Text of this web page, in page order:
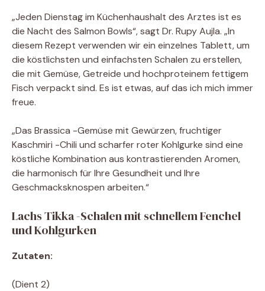
„Jeden Dienstag im Küchenhaushalt des Arztes ist es
die Nacht des Salmon Bowls“, sagt Dr. Rupy Aujla. „In
diesem Rezept verwenden wir ein einzelnes Tablett, um
die köstlichsten und einfachsten Schalen zu erstellen,
die mit Gemüse, Getreide und hochproteinem fettigem
Fisch verpackt sind. Es ist etwas, auf das ich mich immer
freue.
„Das Brassica -Gemüse mit Gewürzen, fruchtiger
Kaschmiri -Chili und scharfer roter Kohlgurke sind eine
köstliche Kombination aus kontrastierenden Aromen,
die harmonisch für Ihre Gesundheit und Ihre
Geschmacksknospen arbeiten.“
Lachs Tikka -Schalen mit schnellem Fenchel
und Kohlgurken
Zutaten:
(Dient 2)